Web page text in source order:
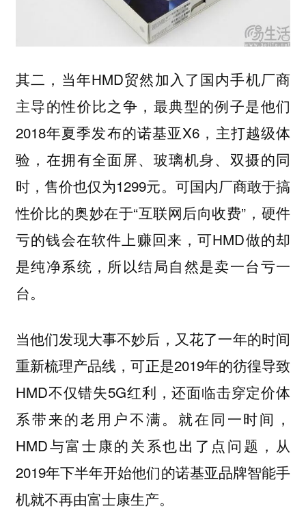
其二，当年HMD贸然加入了国内手机厂商
主导的性价比之争，最典型的例子是他们
2018年夏季发布的诺基亚X6，主打越级体
验，在拥有全面屏、玻璃机身、双摄的同
时，售价也仅为1299元。可国内厂商敢于搞
性价比的奥妙在于“互联网后向收费”，硬件
亏的钱会在软件上赚回来，可HMD做的却
是纯净系统，所以结局自然是卖一台亏一
台。
当他们发现大事不妙后，又花了一年的时间
重新梳理产品线，可正是2019年的彷徨导致
HMD不仅错失5G红利，还面临击穿定价体
系带来的老用户不满。就在同一时间，
HMD与富士康的关系也出了点问题，从
2019年下半年开始他们的诺基亚品牌智能手
机就不再由富士康生产。